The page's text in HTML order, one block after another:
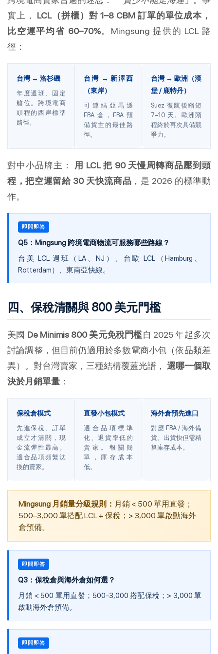
實上， LCL（拼櫃）對 1–8 CBM 訂單的單位成本，
比空運平均省 60–70%。Mingsung 提供的 LCL 路
徑：
台灣 → 洛杉磯
年度週班、固定
艙位。跨境電商
頭程的西岸標準
路徑。
台灣 → 新澤西
（東岸）
可連結亞馬遜
FBA 倉，FBA 預
備貨主的最佳路
徑。
台灣 → 歐洲（漢
堡 / 鹿特丹）
Suez 復航後縮短
7–10 天。歐洲頭
程終於再次具備競
爭力。
對中小品牌主： 用 LCL 把 90 天慢周轉商品壓到頭
程，把空運留給 30 天快流商品 ，是 2026 的標準動
作。
即問即答
Q5：Mingsung 跨境電商物流可服務哪些路線？
台美 LCL 週班（LA、NJ）、台歐 LCL（Hamburg、
Rotterdam）、東南亞快線。
四、保稅清關與 800 美元門檻
美國 De Minimis 800 美元免稅門檻自 2025 年起多次
討論調整，但目前仍適用於多數電商小包（依品類差
異）。對台灣賣家，三種結構覆蓋光譜， 選哪一個取
決於月銷單量 ：
保稅倉模式
先進保稅、訂單
成立才清關，現
金流彈性最高。
適合品項頻繁汰
換的賣家。
直發小包模式
適合品項標準
化、退貨率低的
賣家。報關簡
單，庫存成本
低。
海外倉預先進口
對應 FBA / 海外備
貨。出貨快但需精
算庫存成本。
Mingsung 月銷量分級規則： 月銷 < 500 單用直發；
500–3,000 單搭配 LCL + 保稅；> 3,000 單啟動海外
倉預備。
即問即答
Q3：保稅倉與海外倉如何選？
月銷 < 500 單用直發；500–3,000 搭配保稅；> 3,000 單
啟動海外倉預備。
即問即答